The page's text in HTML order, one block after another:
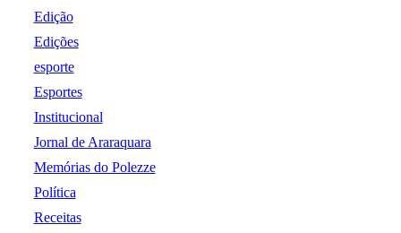
Edição
Edições
esporte
Esportes
Institucional
Jornal de Araraquara
Memórias do Polezze
Política
Receitas